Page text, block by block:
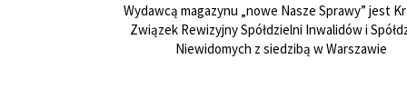
Wydawcą magazynu „nowe Nasze Sprawy” jest
Związek Rewizyjny Spółdzielni Inwalidów i
Niewidomych z siedzibą w Warszawie